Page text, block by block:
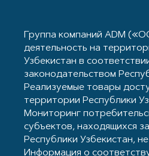
Группа компаний ADM
деятельность на
Узбекистан в
законодательством
Реализуемые товары
территории Республики
Мониторинг
субъектов, находящихся
Республики Узбекистан,
Информация о